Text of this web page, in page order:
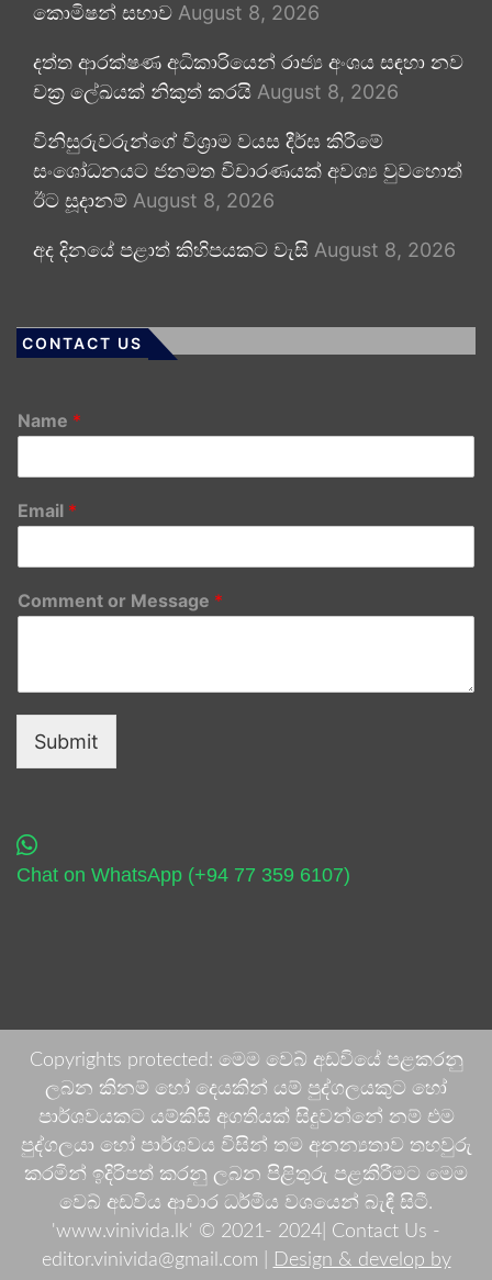
කොමිෂන් සභාව August 8, 2026
දත්ත ආරක්ෂණ අධිකාරියෙන් රාජ්‍ය අංශය සඳහා නව
චක්‍ර ලේඛයක් නිකුත් කරයි August 8, 2026
විනිසුරුවරුන්ගේ විශ්‍රාම වයස දීර්ඝ කිරීමේ
සංශෝධනයට ජනමත විචාරණයක් අවශ්‍ය වුවහොත්
ඊට සූදානම් August 8, 2026
අද දිනයේ පළාත් කිහිපයකට වැසි August 8, 2026
CONTACT US
Name *
Email *
Comment or Message *
Submit
Chat on WhatsApp (+94 77 359 6107)
Copyrights protected: මෙම වෙබ් අඩවියේ පළකරනු
ලබන කිනම් හෝ දෙයකින් යම් පුද්ගලයකුට හෝ
පාර්ශවයකට යම්කිසි අගතියක් සිදුවන්නේ නම් එම
පුද්ගලයා හෝ පාර්ශවය විසින් තම අනන්‍යතාව තහවුරු
කරමින් ඉදිරිපත් කරනු ලබන පිළිතුරු පළකිරීමට මෙම
වෙබ් අඩවිය ආචාර ධර්මීය වශයෙන් බැඳී සිටී.
'www.vinivida.lk' © 2021- 2024| Contact Us -
editor.vinivida@gmail.com |
Design & develop by